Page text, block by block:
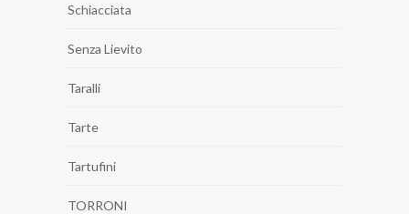
Schiacciata
Senza Lievito
Taralli
Tarte
Tartufini
TORRONI